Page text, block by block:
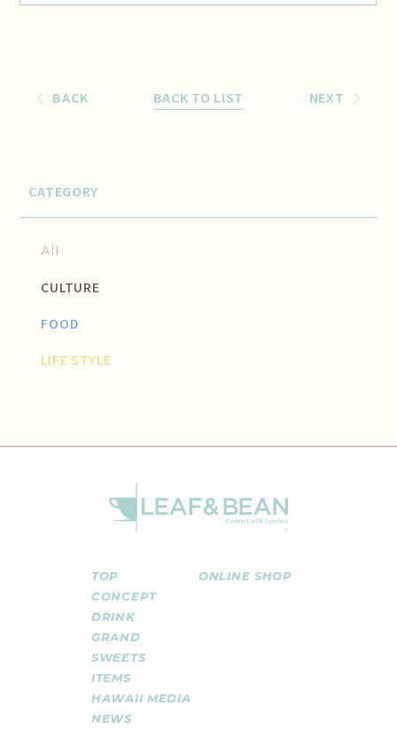
BACK BACK TO LIST NEXT
CATEGORY
All
CULTURE
FOOD
LIFE STYLE
TOP
CONCEPT
DRINK
GRAND
SWEETS
ITEMS
HAWAII MEDIA
NEWS
ONLINE SHOP